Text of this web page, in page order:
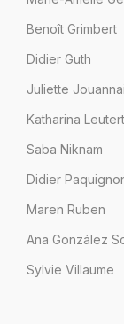
Benoît Grimbert
Didier Guth
Juliette
Katharina Leutert
Saba Niknam
Didier
Maren Ruben
Ana González
Sylvie Villaume